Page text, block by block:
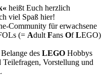
heißt Euch herzlich
viel Spaß hier!
Community für erwachsene
(= Adult Fans OfLEGO)
des LEGO Hobbys
Teilefragen, Vorstellung und